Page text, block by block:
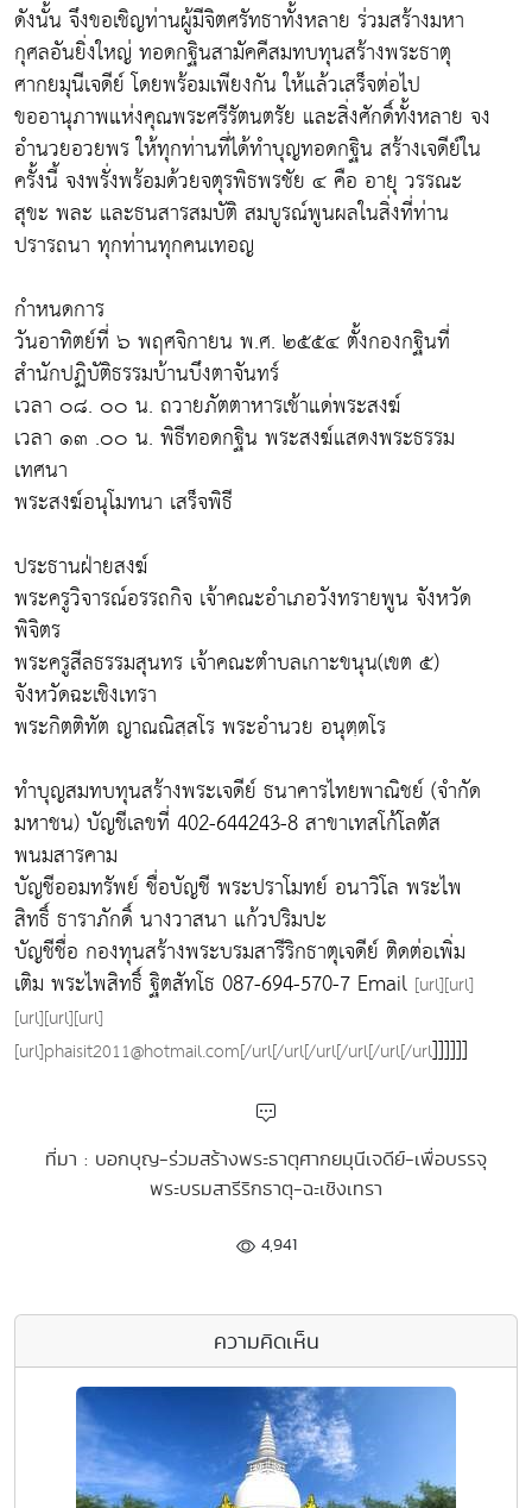
ดังนั้น จึงขอเชิญท่านผู้มีจิตศรัทธาทั้งหลาย ร่วมสร้างมหา
กุศลอันยิ่งใหญ่ ทอดกฐินสามัคคีสมทบทุนสร้างพระธาตุ
ศากยมุนีเจดีย์ โดยพร้อมเพียงกัน ให้แล้วเสร็จต่อไป
ขออานุภาพแห่งคุณพระศรีรัตนตรัย และสิ่งศักดิ์ทั้งหลาย จง
อำนวยอวยพร ให้ทุกท่านที่ได้ทำบุญทอดกฐิน สร้างเจดีย์ใน
ครั้งนี้ จงพรั่งพร้อมด้วยจตุรพิธพรชัย ๔ คือ อายุ วรรณะ
สุขะ พละ และธนสารสมบัติ สมบูรณ์พูนผลในสิ่งที่ท่าน
ปรารถนา ทุกท่านทุกคนเทอญ
กำหนดการ
วันอาทิตย์ที่ ๖ พฤศจิกายน พ.ศ. ๒๕๕๔ ตั้งกองกฐินที่
สำนักปฏิบัติธรรมบ้านบึงตาจันทร์
เวลา ๐๘. ๐๐ น. ถวายภัตตาหารเช้าแด่พระสงฆ์
เวลา ๑๓ .๐๐ น. พิธีทอดกฐิน พระสงฆ์แสดงพระธรรม
เทศนา
พระสงฆ์อนุโมทนา เสร็จพิธี
ประธานฝ่ายสงฆ์
พระครูวิจารณ์อรรถกิจ เจ้าคณะอำเภอวังทรายพูน จังหวัด
พิจิตร
พระครูสีลธรรมสุนทร เจ้าคณะตำบลเกาะขนุน(เขต ๕)
จังหวัดฉะเชิงเทรา
พระกิตติทัต ญาณณิสฺสโร พระอำนวย อนุตฺตโร
ทำบุญสมทบทุนสร้างพระเจดีย์ ธนาคารไทยพาณิชย์ (จำกัด
มหาชน) บัญชีเลขที่ 402-644243-8 สาขาเทสโก้โลตัส
พนมสารคาม
บัญชีออมทรัพย์ ชื่อบัญชี พระปราโมทย์ อนาวิโล พระไพ
สิทธิ์ ธาราภักดิ์ นางวาสนา แก้วปริมปะ
บัญชีชื่อ กองทุนสร้างพระบรมสารีริกธาตุเจดีย์ ติดต่อเพิ่ม
เติม พระไพสิทธิ์ ฐิตสัทโธ 087-694-570-7 Email [url][url]
[url][url][url]
[url]phaisit2011@hotmail.com[/url[/url[/url[/url[/url[/url]]]]]]
ที่มา : บอกบุญ-ร่วมสร้างพระธาตุศากยมุนีเจดีย์-เพื่อบรรจุ
พระบรมสารีริกธาตุ-ฉะเชิงเทรา
4,941
ความคิดเห็น